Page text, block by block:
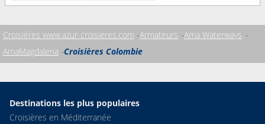
Croisières www.azur-croisieres.com Armateurs Ama Waterways
AmaMagdalena Croisières Colombie
Destinations les plus populaires
Croisières en Méditerranée